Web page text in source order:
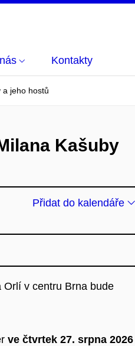
Kontakty
a jeho hostů
Kašuby
Přidat do kalendáře
v centru Brna bude
ve čtvrtek 27. srpna 2026